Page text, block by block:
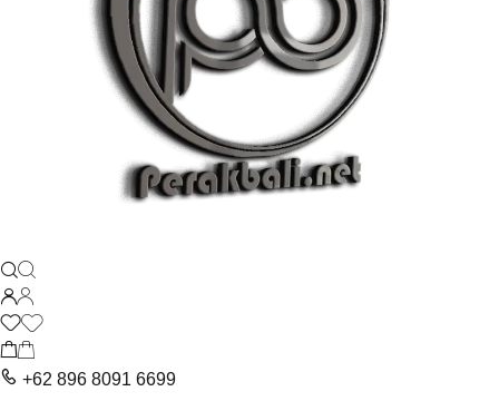
+62 896 8091 6699